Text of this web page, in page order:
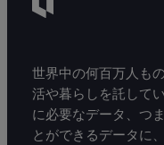
世界中の何百万人も
活や暮らしを託して
に必要なデータ、つ
とができるデータに